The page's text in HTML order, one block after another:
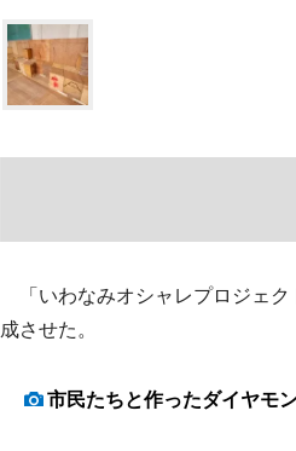
「いわなみオシャレプロジェク
成させた。
市民たちと作ったダイヤモ